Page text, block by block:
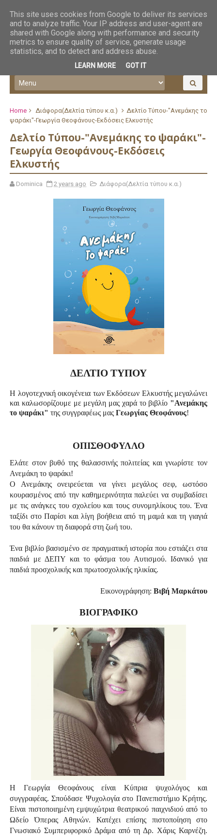
Home Διάφορα(Δελτία τύπου κ.α.)
Δελτίο Τύπου-"Ανεμάκης το
ψαράκι"-Γεωργία Θεοφάνους-Εκδόσεις Ελκυστής
Δελτίο Τύπου-"Ανεμάκης το ψαράκι"-
Γεωργία Θεοφάνους-Εκδόσεις
Ελκυστής
Dominica 2 years ago Διάφορα(Δελτία τύπου κ.α.)
ΔΕΛΤΙΟ ΤΥΠΟΥ
Η λογοτεχνική οικογένεια των Εκδόσεων Ελκυστής μεγαλώνει
και καλωσορίζουμε με μεγάλη μας χαρά το βιβλίο "Ανεμάκης
το ψαράκι" της συγγραφέως μας Γεωργίας Θεοφάνους!
ΟΠΙΣΘΟΦΥΛΛΟ
Ελάτε στον βυθό της θαλασσινής πολιτείας και γνωρίστε τον
Ανεμάκη το ψαράκι!
Ο Ανεμάκης ονειρεύεται να γίνει μεγάλος σεφ, ωστόσο
κουρασμένος από την καθημερινότητα παλεύει να συμβαδίσει
με τις ανάγκες του σχολείου και τους συνομηλίκους του. Ένα
ταξίδι στο Παρίσι και λίγη βοήθεια από τη μαμά και τη γιαγιά
του θα κάνουν τη διαφορά στη ζωή του.
Ένα βιβλίο βασισμένο σε πραγματική ιστορία που εστιάζει στα
παιδιά με ΔΕΠΥ και το φάσμα του Αυτισμού. Ιδανικό για
παιδιά προσχολικής και πρωτοσχολικής ηλικίας.
Εικονογράφηση: Βιβή Μαρκάτου
ΒΙΟΓΡΑΦΙΚΟ
Η Γεωργία Θεοφάνους είναι Κύπρια ψυχολόγος και
συγγραφέας. Σπούδασε Ψυχολογία στο Πανεπιστήμιο Κρήτης.
Είναι πιστοποιημένη εμψυχώτρια θεατρικού παιχνιδιού από το
Ωδείο Όπερας Αθηνών. Κατέχει επίσης πιστοποίηση στο
Γνωσιακό Συμπεριφορικό Δράμα από τη Δρ. Χάρις Καρνέζη.
This site uses cookies from Google to deliver its services
and to analyze traffic. Your IP address and user-agent are
shared with Google along with performance and security
metrics to ensure quality of service, generate usage
statistics, and to detect and address abuse.
LEARN MORE GOT IT